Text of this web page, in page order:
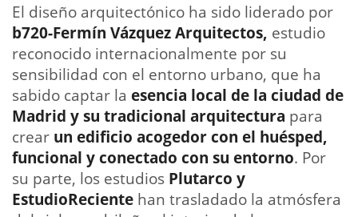
El diseño arquitectónico ha sido liderado por
b720-Fermín Vázquez Arquitectos, estudio
reconocido internacionalmente por su
sensibilidad con el entorno urbano, que ha
sabido captar la esencia local de la ciudad de
Madrid y su tradicional arquitectura para
crear un edificio acogedor con el huésped,
funcional y conectado con su entorno. Por
su parte, los estudios Plutarco y
EstudioReciente han trasladado la atmósfera